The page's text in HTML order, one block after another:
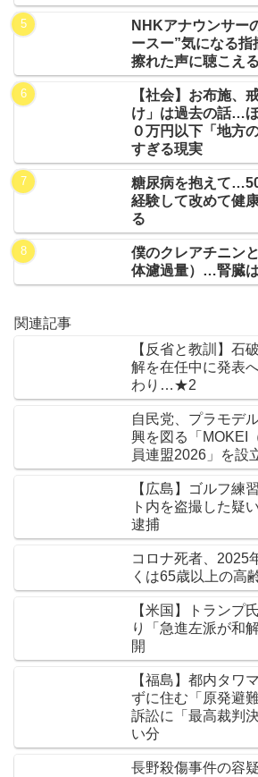
NHKアナウンサー
ースー”気になる指
擦れた声に聴こえ
【社会】お布施、
け」は過去の話…
０万円以下「地方
すぎる現実
糖尿病を抱えて
経験して改めて健
る
僕のクレアチニン
体濾過量）…腎臓
関連記事
【反省と教訓】石
解を在任中に発表
わり…★2
自民党、プラモデ
興を図る「MOKEI
員連盟2026」を設
【広島】ゴルフ練
ト内を盗撮した疑
逮捕
コロナ死者、
くは65歳以上の高
【米国】トランプ
り「急進左派が和
開
【福島】都内タワ
ずに住む「原発避
訴訟に「最高裁判
い分
長野殺傷事件の容